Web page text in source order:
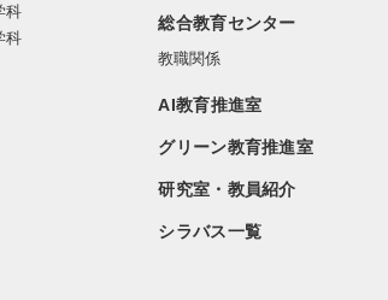
科
科
総合教育センター
教職関係
AI教育推進室
グリーン教育推進室
研究室・教員紹介
シラバス一覧